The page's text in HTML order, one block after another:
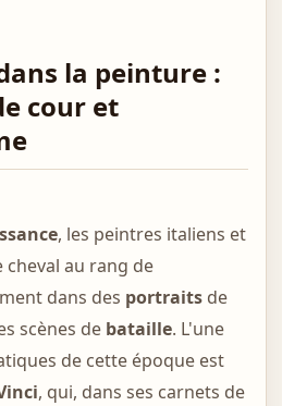
la peinture :
cour et
, les peintres italiens et
au rang de
dans des portraitsde
scènes de bataille. L'une
de cette époque est
, qui, dans ses carnets de